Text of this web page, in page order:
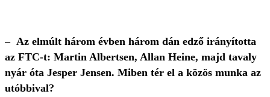
– Az elmúlt három évben három dán edző irányította
az FTC-t: Martin Albertsen, Allan Heine, majd tavaly
nyár óta Jesper Jensen. Miben tér el a közös munka az
utóbbival?